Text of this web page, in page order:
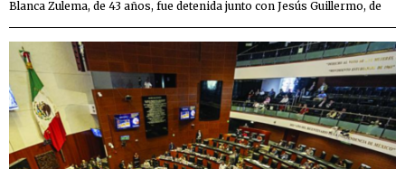
Blanca Zulema, de 43 años, fue detenida junto con Jesús Guillermo, de